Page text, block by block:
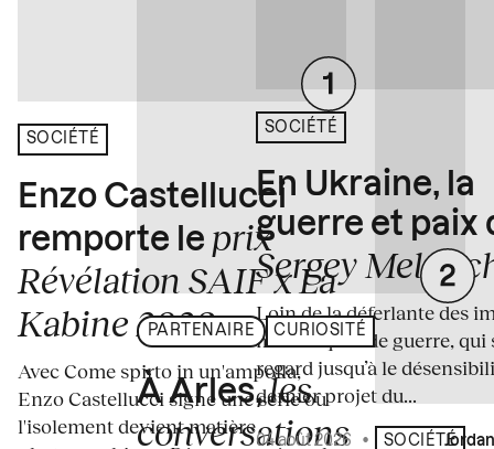
SOCIÉTÉ
Enzo Castellucci
remporte le prix
Révélation SAIF x La
Kabine 2026
Avec Come spirto in un'ampolla,
Enzo Castellucci signe une série où
l'isolement devient matière
PARTENAIRE CURIOSITÉ
À Arles,les
conversations
SOCIÉTÉ
En Ukraine, la
guerre et paix
Sergey
Loin de la déferlante des
médiatiques de guerre, qui
regard jusqu’à le
dernier projet du...
04 août 2026 • Écrit par
SOCIÉTÉ